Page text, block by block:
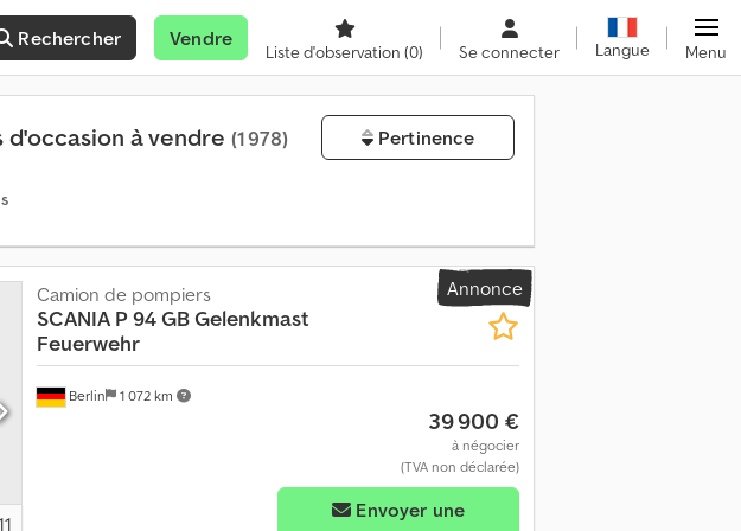
Rechercher Vendre
Liste d'observation (0) Se connecter Langue Menu
d'occasion à vendre (1 978) Pertinence
Annonce
Berlin 1 072 km
Camion de pompiers
SCANIA P 94 GB Gelenkmast
Feuerwehr
39 900 €
à négocier
(TVA non déclarée)